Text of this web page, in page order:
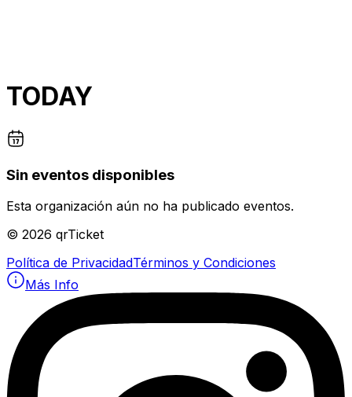
TODAY
Sin eventos disponibles
Esta organización aún no ha publicado eventos.
© 2026 qrTicket
Política de PrivacidadTérminos y Condiciones
Más Info